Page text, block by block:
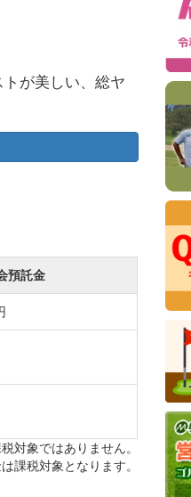
が美しい、総ヤ
ができます。
掛けました。
、コース内に配
のバンカーが戦
預託金
対象ではありません。
課税対象となります。